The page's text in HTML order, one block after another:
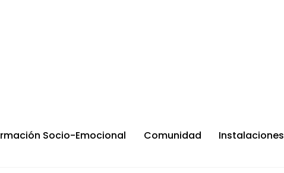
Socio-Emocional Comunidad Instalaciones